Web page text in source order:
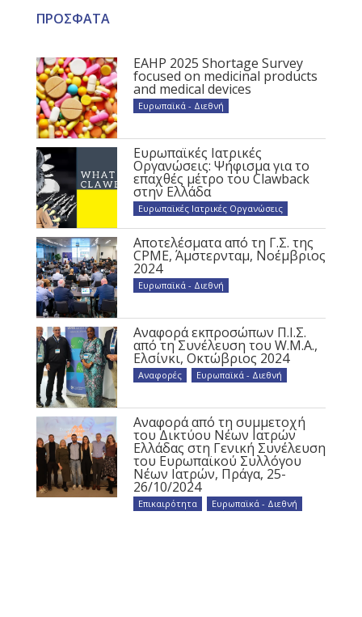
ΠΡΟΣΦΑΤΑ
EAHP 2025 Shortage Survey
focused on medicinal products
and medical devices
Ευρωπαϊκά - Διεθνή
Ευρωπαϊκές Ιατρικές
Οργανώσεις: Ψήφισμα για το
επαχθές μέτρο του Clawback
στην Ελλάδα
Ευρωπαϊκές Ιατρικές Οργανώσεις
Αποτελέσματα από τη Γ.Σ. της
CPME, Άμστερνταμ, Νοέμβριος
2024
Ευρωπαϊκά - Διεθνή
Αναφορά εκπροσώπων Π.Ι.Σ.
από τη Συνέλευση του W.M.A.,
Ελσίνκι, Οκτώβριος 2024
Αναφορές Ευρωπαϊκά - Διεθνή
Αναφορά από τη συμμετοχή
του Δικτύου Νέων Ιατρών
Ελλάδας στη Γενική Συνέλευση
του Ευρωπαϊκού Συλλόγου
Νέων Ιατρών, Πράγα, 25-
26/10/2024
Επικαιρότητα Ευρωπαϊκά - Διεθνή